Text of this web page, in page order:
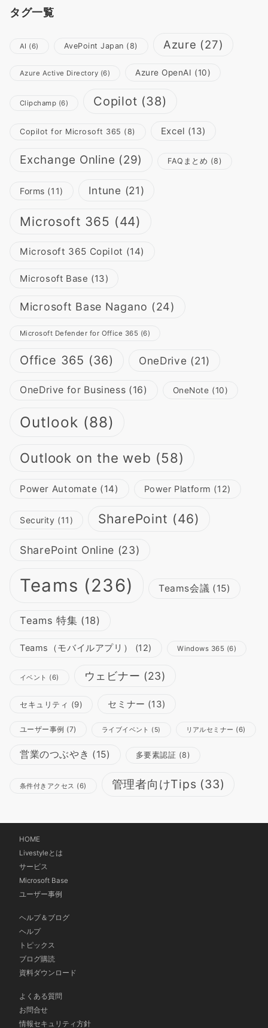
タグ一覧
AI (6) AvePoint Japan (8) Azure (27)
Azure Active Directory (6) Azure OpenAI (10)
Clipchamp (6) Copilot (38)
Copilot for Microsoft 365 (8) Excel (13)
Exchange Online (29) FAQまとめ (8)
Forms (11) Intune (21)
Microsoft 365 (44)
Microsoft 365 Copilot (14)
Microsoft Base (13)
Microsoft Base Nagano (24)
Microsoft Defender for Office 365 (6)
Office 365 (36) OneDrive (21)
OneDrive for Business (16) OneNote (10)
Outlook (88)
Outlook on the web (58)
Power Automate (14) Power Platform (12)
Security (11) SharePoint (46)
SharePoint Online (23)
Teams (236) Teams会議 (15)
Teams 特集 (18)
Teams（モバイルアプリ） (12) Windows 365 (6)
イベント (6) ウェビナー (23)
セキュリティ (9) セミナー (13)
ユーザー事例 (7) ライブイベント (5) リアルセミナー (6)
営業のつぶやき (15) 多要素認証 (8)
条件付きアクセス (6) 管理者向けTips (33)
HOME
Livestyleとは
サービス
Microsoft Base
ユーザー事例
ヘルプ＆ブログ
ヘルプ
トピックス
ブログ購読
資料ダウンロード
よくある質問
お問合せ
情報セキュリティ方針